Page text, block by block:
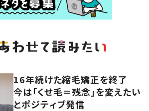
16年続けた縮毛矯正を終了
今は「くせ毛＝残念」を変えたい
とポジティブ発信